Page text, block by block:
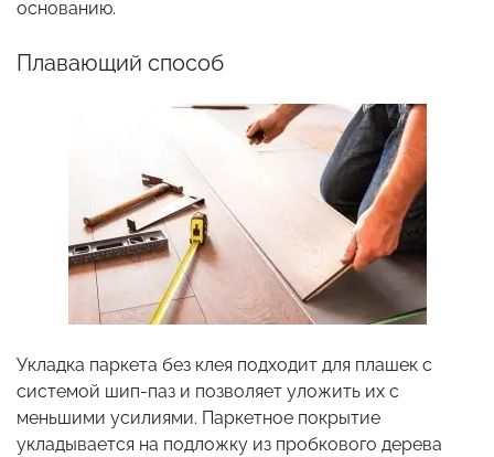
основанию.
Плавающий способ
Укладка паркета без клея подходит для плашек с
системой шип-паз и позволяет уложить их с
меньшими усилиями. Паркетное покрытие
укладывается на подложку из пробкового дерева